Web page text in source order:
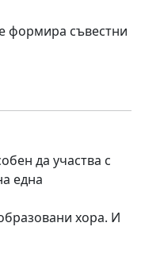
формира съвестни
да участва с
една
хора. И